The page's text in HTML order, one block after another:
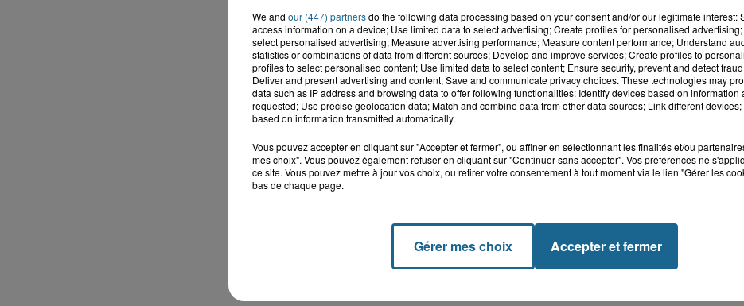
We and our (447) partnersdo the following data processing based on your consent and/or our legitimate interest:
access information on a device; Use limited data to select advertising; Create profiles for personalised
select personalised advertising; Measure advertising performance; Measure content performance; Understand
statistics or combinations of data from different sources; Develop and improve services; Create profiles to
profiles to select personalised content; Use limited data to select content; Ensure security, prevent and detect
Deliver and present advertising and content; Save and communicate privacy choices. These technologies may
data such as IP address and browsing data to offer following functionalities: Identify devices based on information
requested; Use precise geolocation data; Match and combine data from other data sources; Link different
based on information transmitted automatically.
Vous pouvez accepter en cliquant sur "Accepter et fermer", ou affiner en sélectionnant les finalités et/ou
mes choix". Vous pouvez également refuser en cliquant sur "Continuer sans accepter". Vos préférences ne
ce site. Vous pouvez mettre à jour vos choix, ou retirer votre consentement à tout moment via le lien "Gérer les
bas de chaque page.
Gérer mes choix Accepter et fermer